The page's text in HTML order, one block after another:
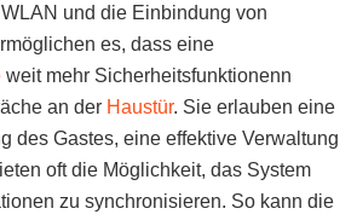
und die Einbindung von
es, dass eine
weit mehr Sicherheitsfunktionenn
an der Haustür. Sie erlauben eine
des Gastes, eine effektive Verwaltung
oft die Möglichkeit, das System
zu synchronisieren. So kann die